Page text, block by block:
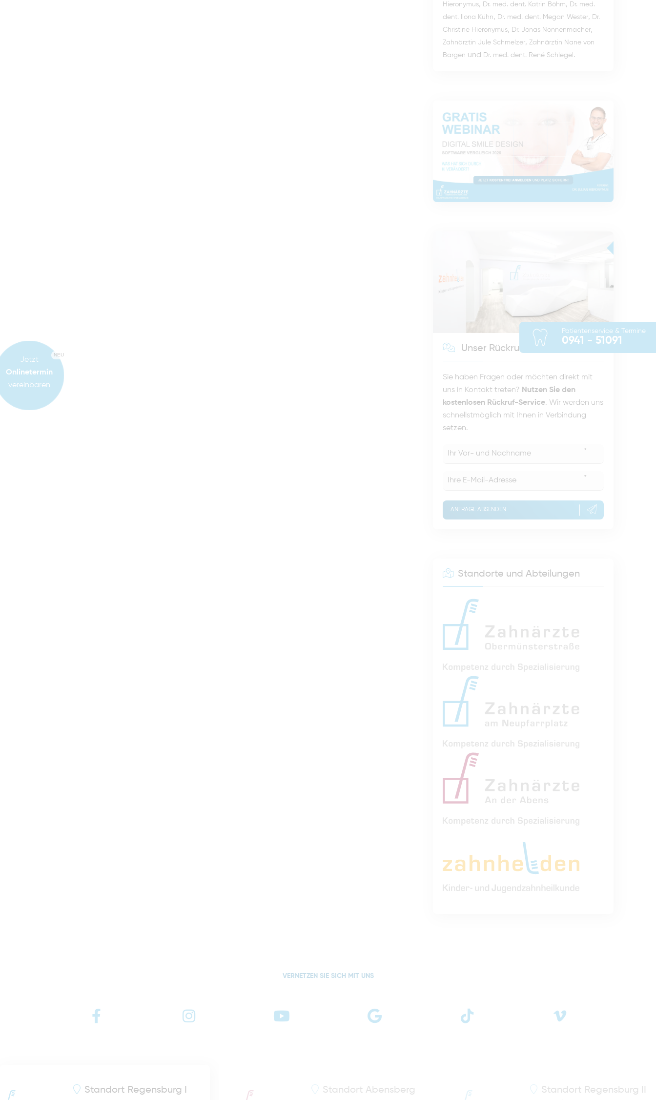
Hieronymus, Dr. med. dent. Katrin Böhm, Dr. med.
dent. Ilona Kühn, Dr. med. dent. Megan Wester, Dr.
Christine Hieronymus, Dr. Jonas Nonnenmacher,
Zahnärztin Jule Schmelzer, Zahnärztin Nane von
Bargen und Dr. med. dent. René Schlegel .
Unser Rückruf-Service
Sie haben Fragen oder möchten direkt mit
uns in Kontakt treten? Nutzen Sie den
kostenlosen Rückruf-Service. Wir werden uns
schnellstmöglich mit Ihnen in Verbindung
setzen.
*
*
ANFRAGE ABSENDEN
Standorte und Abteilungen
VERNETZEN SIE SICH MIT UNS
Standort Regensburg I Standort Abensberg Standort Regensburg II
NEU
Jetzt
Onlinetermin
vereinbaren
Patientenservice & Termine
0941 - 51091